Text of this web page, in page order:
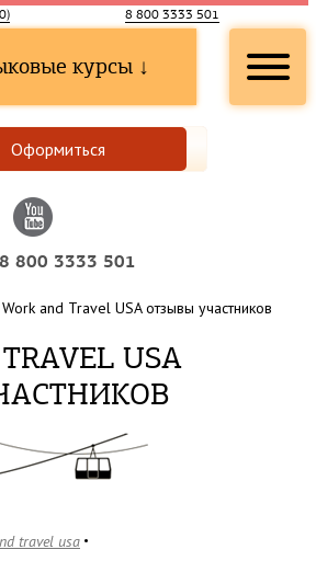
0) 8 800 3333 501
курсы ↓
Оформиться
8 800 3333 501
Work and Travel USA отзывы участников
USA
travel usa